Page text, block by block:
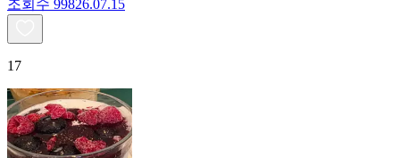
조회수 99826.07.15
17